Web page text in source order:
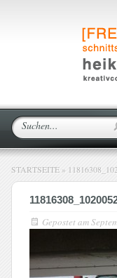
STARTSEITE »
Gepostet am